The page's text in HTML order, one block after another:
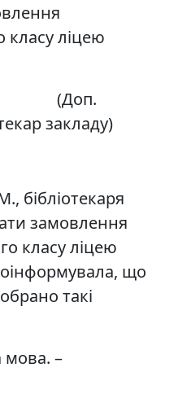
класу ліцею
закладу)
бібліотекаря
замовлення
класу ліцею
що
такі
мова. –